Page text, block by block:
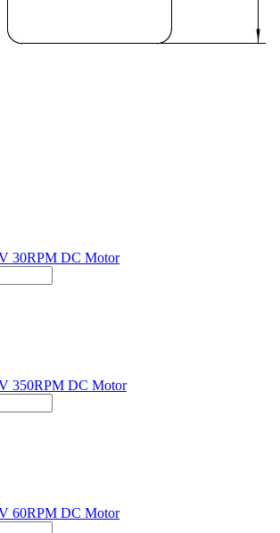
30RPM DC Motor
350RPM DC Motor
60RPM DC Motor